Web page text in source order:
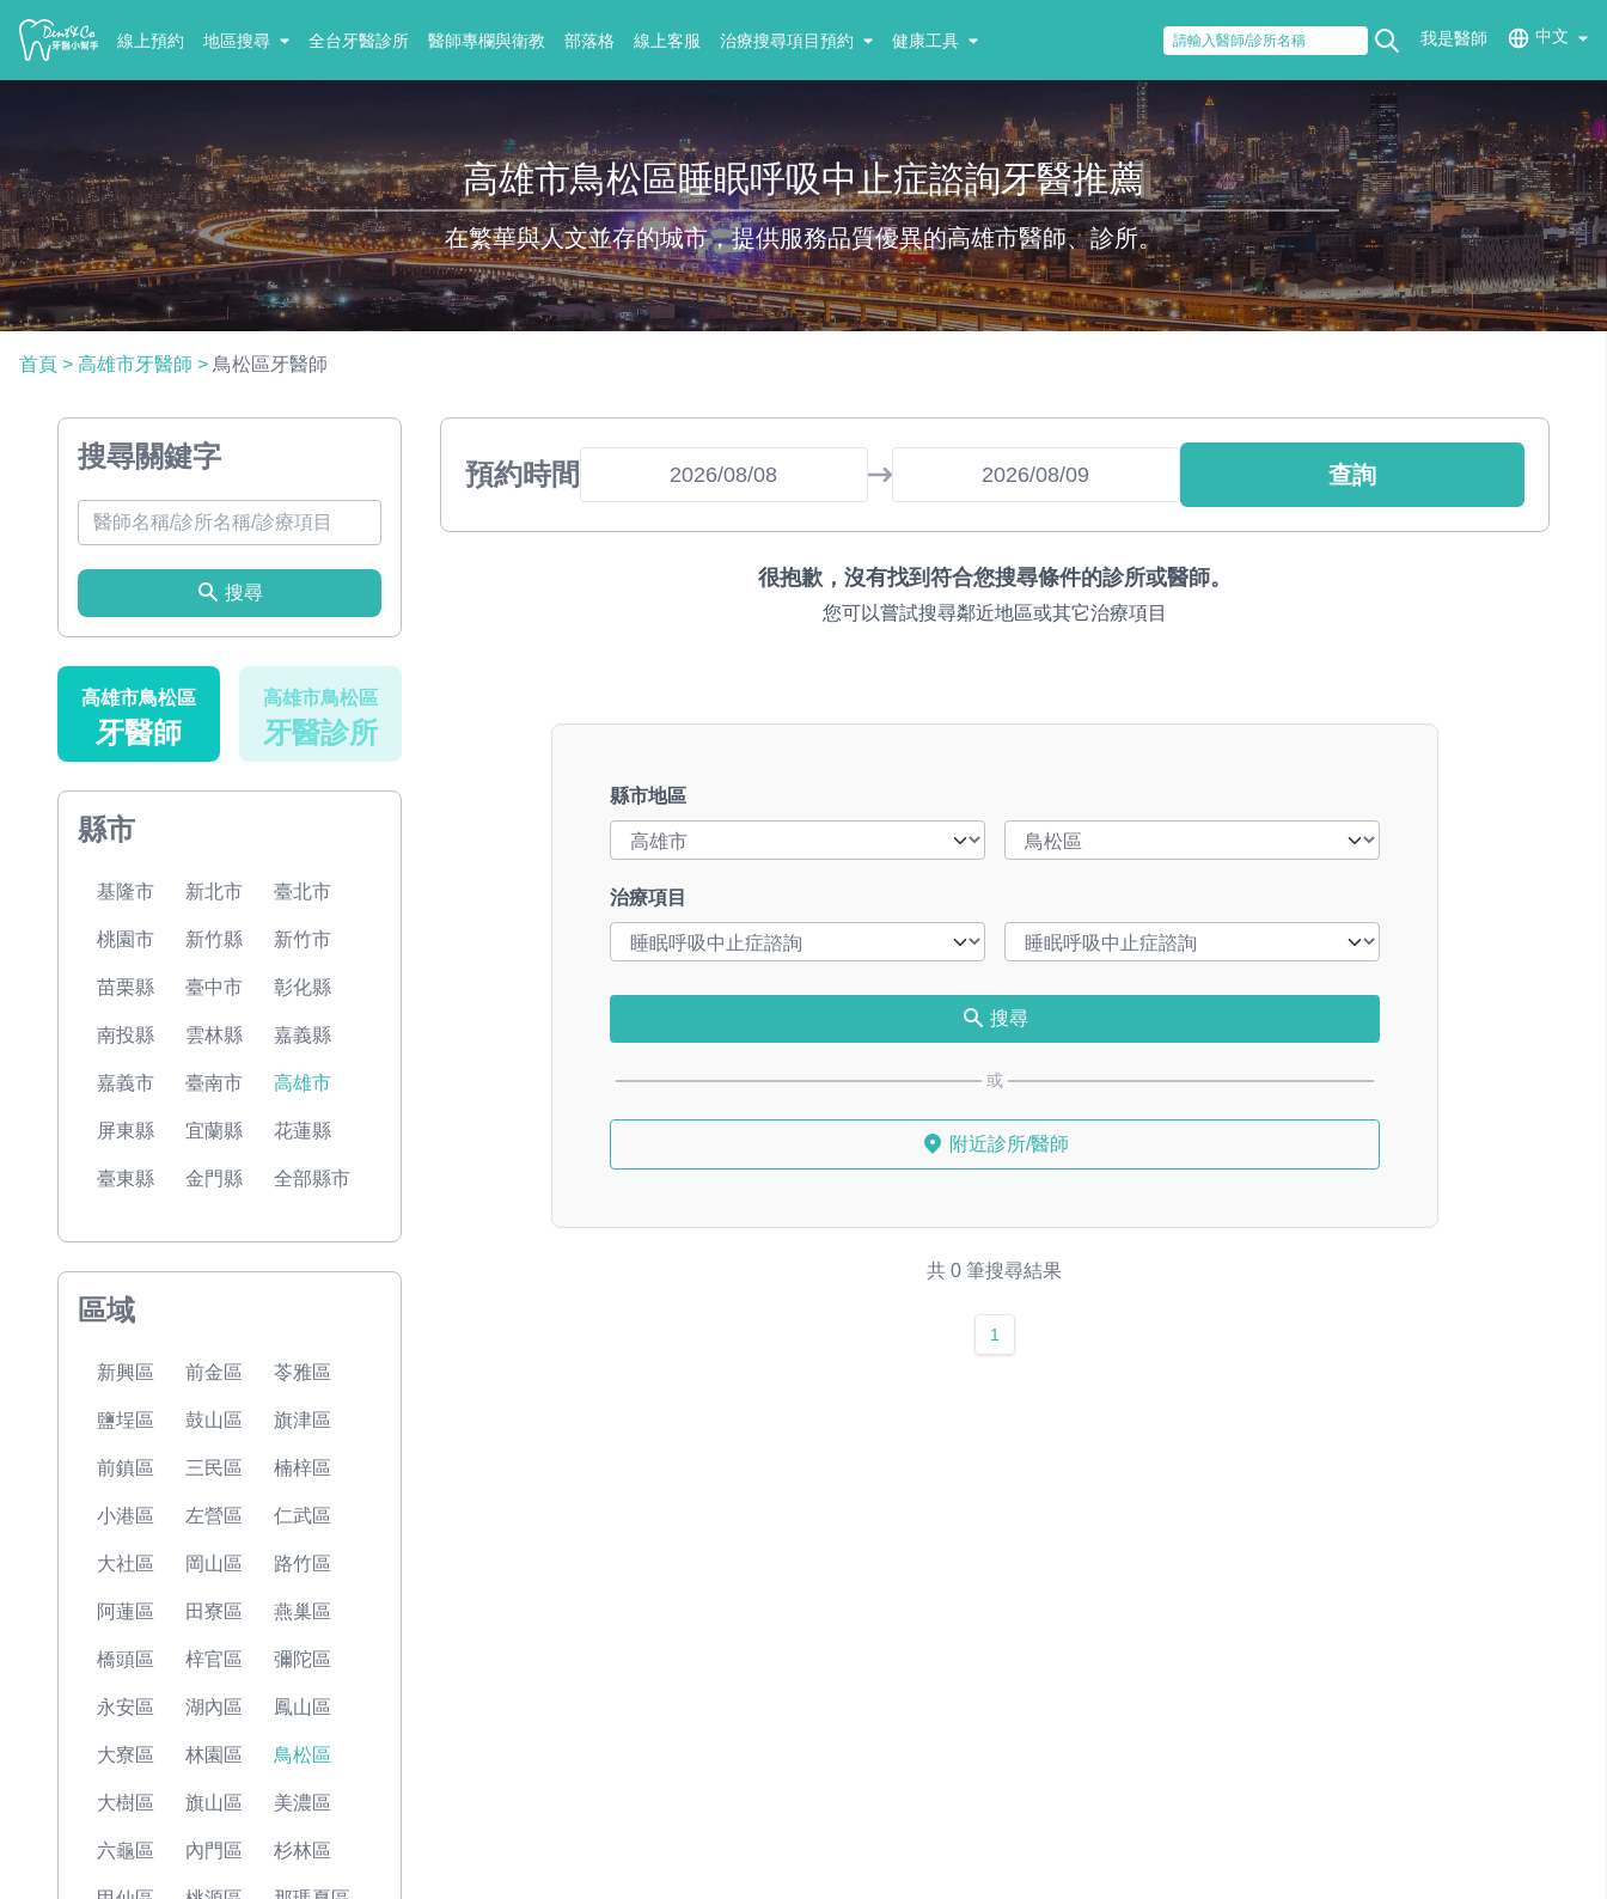
線上預約 地區搜尋 全台牙醫診所 醫師專欄與衛教 部落格 線上客服 治療搜尋項目預約 健康工具 我是醫師 中文
高雄市鳥松區睡眠呼吸中止症諮詢牙醫推薦
在繁華與人文並存的城市，提供服務品質優異的高雄市醫師、診所。
首頁 > 高雄市牙醫師 > 鳥松區牙醫師
搜尋關鍵字
搜尋
高雄市鳥松區
牙醫師
高雄市鳥松區
牙醫診所
縣市
基隆市 新北市 臺北市
桃園市 新竹縣 新竹市
苗栗縣 臺中市 彰化縣
南投縣 雲林縣 嘉義縣
嘉義市 臺南市 高雄市
屏東縣 宜蘭縣 花蓮縣
臺東縣 金門縣 全部縣市
區域
新興區 前金區 苓雅區
鹽埕區 鼓山區 旗津區
前鎮區 三民區 楠梓區
小港區 左營區 仁武區
大社區 岡山區 路竹區
阿蓮區 田寮區 燕巢區
橋頭區 梓官區 彌陀區
永安區 湖內區 鳳山區
大寮區 林園區 鳥松區
大樹區 旗山區 美濃區
六龜區 內門區 杉林區
預約時間 查詢
很抱歉，沒有找到符合您搜尋條件的診所或醫師。
您可以嘗試搜尋鄰近地區或其它治療項目
縣市地區
治療項目
搜尋
或
附近診所/醫師
共 0 筆搜尋結果
1